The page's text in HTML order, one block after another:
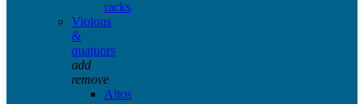
racks
Violons
&
quatuors
add
remove
Altos